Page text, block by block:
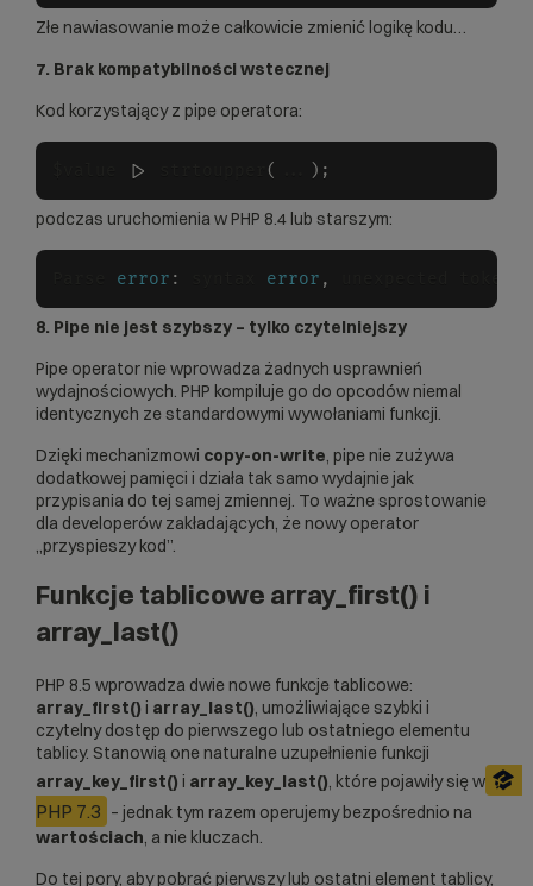
Złe nawiasowanie może całkowicie zmienić logikę kodu…
7. Brak kompatybilności wstecznej
Kod korzystający z pipe operatora:
$value |> ( ) ;
podczas uruchomienia w PHP 8.4 lub starszym:
error : error ,
8. Pipe nie jest szybszy – tylko czytelniejszy
Pipe operator nie wprowadza żadnych usprawnień
wydajnościowych. PHP kompiluje go do opcodów niemal
identycznych ze standardowymi wywołaniami funkcji.
Dzięki mechanizmowi copy-on-write, pipe nie zużywa
dodatkowej pamięci i działa tak samo wydajnie jak
przypisania do tej samej zmiennej. To ważne sprostowanie
dla developerów zakładających, że nowy operator
„przyspieszy kod”.
Funkcje tablicowe array_first() i
array_last()
PHP 8.5 wprowadza dwie nowe funkcje tablicowe:
array_first() i array_last(), umożliwiające szybki i
czytelny dostęp do pierwszego lub ostatniego elementu
tablicy. Stanowią one naturalne uzupełnienie funkcji
array_key_first() i array_key_last(), które pojawiły się w
PHP 7.3 – jednak tym razem operujemy bezpośrednio na
wartościach, a nie kluczach.
Do tej pory, aby pobrać pierwszy lub ostatni element tablicy,